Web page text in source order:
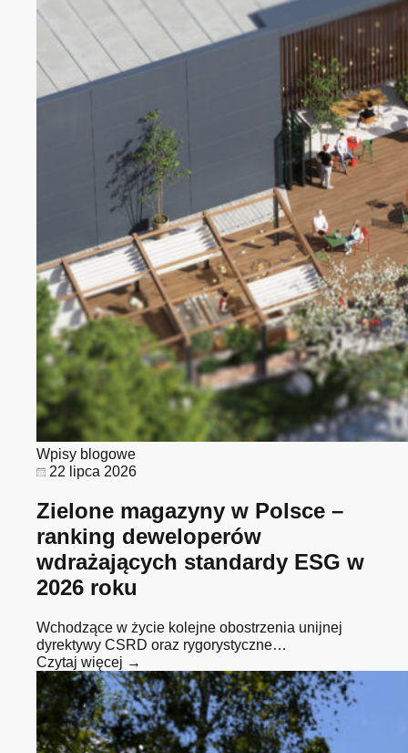
Wpisy blogowe
22 lipca 2026
Zielone magazyny w Polsce –
ranking deweloperów
wdrażających standardy ESG w
2026 roku
Wchodzące w życie kolejne obostrzenia unijnej
dyrektywy CSRD oraz rygorystyczne…
Czytaj więcej →